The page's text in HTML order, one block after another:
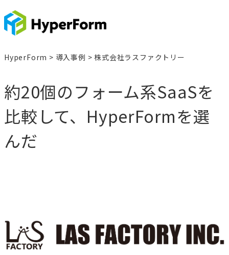
HyperForm > 導入事例 > 株式会社ラスファクトリー
約20個のフォーム系SaaSを
比較して、HyperFormを選
んだ